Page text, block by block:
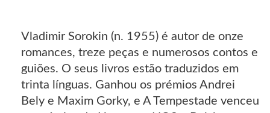
Vladimir Sorokin (n. 1955) é autor de onze
romances, treze peças e numerosos contos e
guiões. O seus livros estão traduzidos em
trinta línguas. Ganhou os prémios Andrei
Bely e Maxim Gorky, e A Tempestade venceu